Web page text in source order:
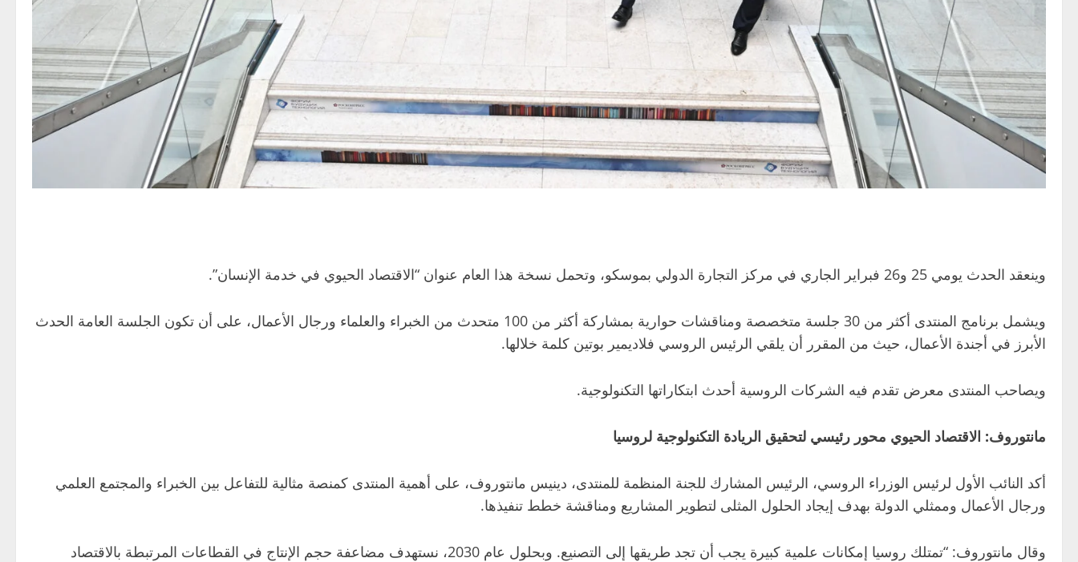
وينعقد الحدث يومي 25 و26 فبراير الجاري في مركز التجارة الدولي بموسكو، وتحمل نسخة هذا العام عنوان “الاقتصاد الحيوي في خدمة الإنسان”.
ويشمل برنامج المنتدى أكثر من 30 جلسة متخصصة ومناقشات حوارية بمشاركة أكثر من 100 متحدث من الخبراء والعلماء ورجال الأعمال، على أن تكون الجلسة العامة الحدث
الأبرز في أجندة الأعمال، حيث من المقرر أن يلقي الرئيس الروسي فلاديمير بوتين كلمة خلالها.
ويصاحب المنتدى معرض تقدم فيه الشركات الروسية أحدث ابتكاراتها التكنولوجية.
مانتوروف: الاقتصاد الحيوي محور رئيسي لتحقيق الريادة التكنولوجية لروسيا
أكد النائب الأول لرئيس الوزراء الروسي، الرئيس المشارك للجنة المنظمة للمنتدى، دينيس مانتوروف، على أهمية المنتدى كمنصة مثالية للتفاعل بين الخبراء والمجتمع العلمي
ورجال الأعمال وممثلي الدولة بهدف إيجاد الحلول المثلى لتطوير المشاريع ومناقشة خطط تنفيذها.
وقال مانتوروف: “تمتلك روسيا إمكانات علمية كبيرة يجب أن تجد طريقها إلى التصنيع. وبحلول عام 2030، نستهدف مضاعفة حجم الإنتاج في القطاعات المرتبطة بالاقتصاد